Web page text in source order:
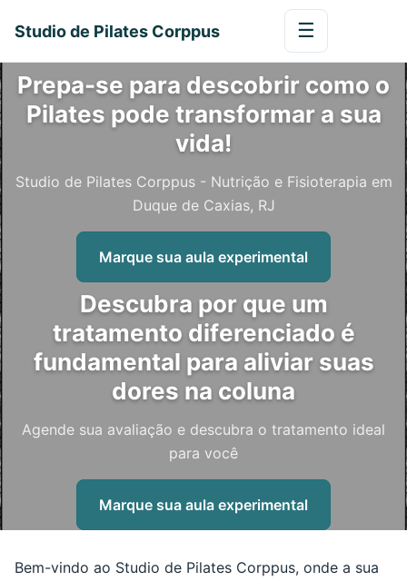
Studio de Pilates Corppus ☰
Prepa-se para descobrir como o
Pilates pode transformar a sua
vida!
Studio de Pilates Corppus - Nutrição e Fisioterapia em
Duque de Caxias, RJ
Marque sua aula experimental
Descubra por que um
tratamento diferenciado é
fundamental para aliviar suas
dores na coluna
Agende sua avaliação e descubra o tratamento ideal
para você
Marque sua aula experimental
Bem-vindo ao Studio de Pilates Corppus, onde a sua